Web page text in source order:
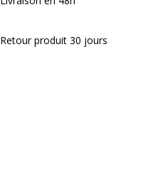
Retour produit 30 jours